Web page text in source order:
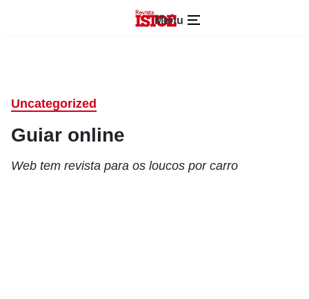
Menu
Uncategorized
Guiar online
Web tem revista para os loucos por carro